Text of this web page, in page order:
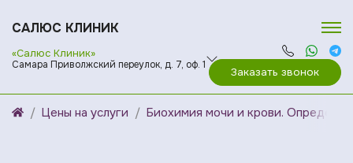
САЛЮС КЛИНИК
«Салюс Клиник»
Самара Приволжский переулок, д. 7, оф. 1
Заказать звонок
Цены на услуги Биохимия мочи и крови.